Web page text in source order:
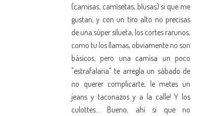
(camisas, camisetas, blusas) sí que me
gustan, y con un tiro alto no precisas
de una súper silueta, los cortes rarunos,
como tu los llamas, obviamente no son
básicos, pero una camisa un poco
"estrafalaria" te arregla un sábado de
no querer complicarte, le metes un
jeans y taconazos y a la calle! Y los
culottes... Bueno, ahí sí que no